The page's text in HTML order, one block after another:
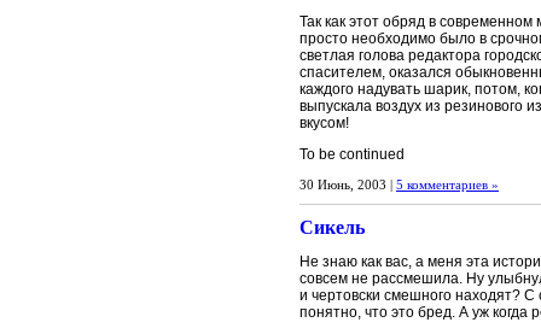
Так как этот обряд в
просто необходимо было в
светлая голова редактора
спасителем, оказался
каждого надувать шарик, потом,
выпускала воздух из резинового
вкусом!
To be continued
30 Июнь, 2003 | 5 комментариев »
Сикель
Не знаю как вас, а меня эта
совсем не рассмешила. Ну
и чертовски смешного находят?
понятно, что это бред. А уж